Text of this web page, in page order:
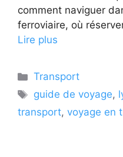
comment naviguer
ferroviaire, où
Lire plus
Catégories
Transport
Étiquettes
guide de voyage,
transport, voyage en